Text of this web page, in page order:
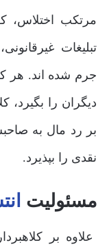
مرتکب اختلاس،
تبلیغات
جرم شده ‌اند. هر
دیگران را بگیرد،
بر رد مال به
نقدی را بپذیرد.
مسئولیت
علاوه بر